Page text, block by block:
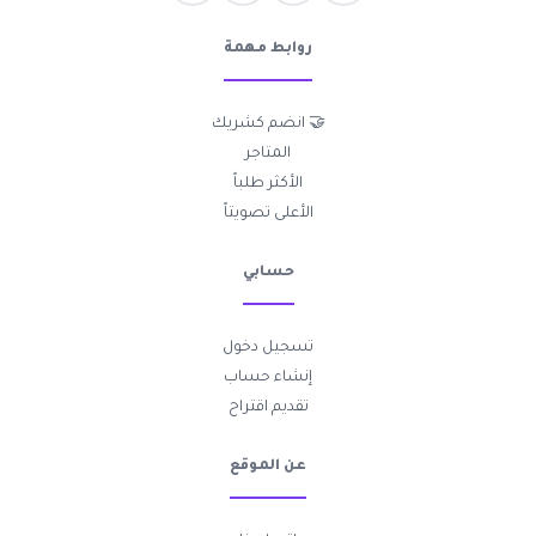
روابط مهمة
🤝 انضم كشريك
المتاجر
الأكثر طلباً
الأعلى تصويتاً
حسابي
تسجيل دخول
إنشاء حساب
تقديم اقتراح
عن الموقع